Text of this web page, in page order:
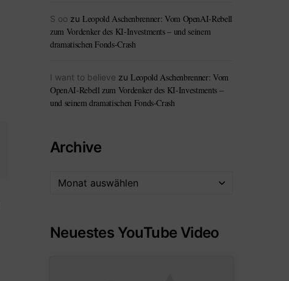
S oo zu Leopold Aschenbrenner: Vom OpenAI-Rebell
zum Vordenker des KI-Investments – und seinem
dramatischen Fonds-Crash
I want to believe zu Leopold Aschenbrenner: Vom
OpenAI-Rebell zum Vordenker des KI-Investments –
und seinem dramatischen Fonds-Crash
Archive
Neuestes YouTube Video